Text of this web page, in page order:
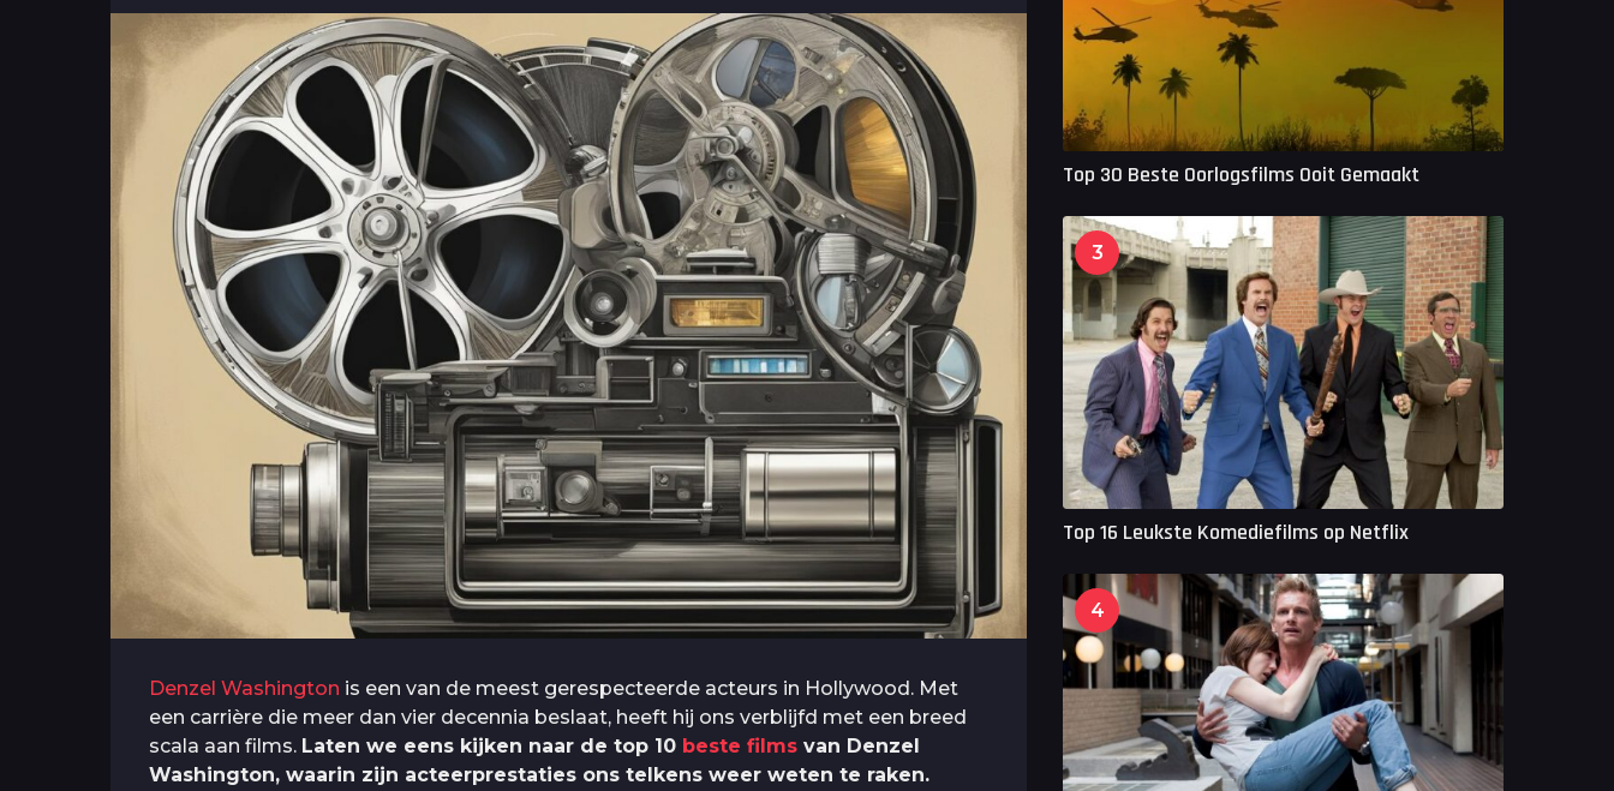
a
g
o
Denzel Washington is een van de meest gerespecteerde acteurs in Hollywood. Met
een carrière die meer dan vier decennia beslaat, heeft hij ons verblijfd met een breed
scala aan films. Laten we eens kijken naar de top 10 beste films van Denzel
Washington, waarin zijn acteerprestaties ons telkens weer weten te raken.
Top 30 Beste Oorlogsfilms Ooit Gemaakt
3
Top 16 Leukste Komediefilms op Netflix
4